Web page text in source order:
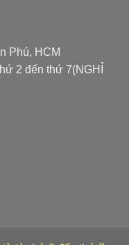
Phú, HCM
2 đến thứ 7(NGHỈ